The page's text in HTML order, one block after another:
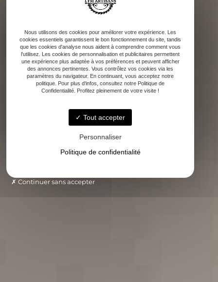
Nous utilisons des cookies pour améliorer votre expérience. Les
cookies essentiels garantissent le bon fonctionnement du site, tandis
que les cookies d'analyse nous aident à comprendre comment vous
l'utilisez. Les cookies de personnalisation et publicitaires permettent
une expérience plus adaptée à vos préférences et peuvent afficher
des annonces pertinentes. Vous contrôlez vos cookies via les
paramètres du navigateur. En continuant, vous acceptez notre
politique. Pour plus d'infos, consultez notre Politique de
Confidentialité. Profitez pleinement de votre visite !
Tout accepter
Personnaliser
Politique de confidentialité
Continuer sans accepter